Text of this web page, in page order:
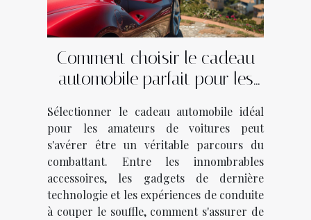
Comment choisir le cadeau
automobile parfait pour les
Sélectionner le cadeau automobile idéal
pour les amateurs de voitures peut
s'avérer être un véritable parcours du
combattant. Entre les innombrables
accessoires, les gadgets de dernière
technologie et les expériences de conduite
à couper le souffle, comment s'assurer de